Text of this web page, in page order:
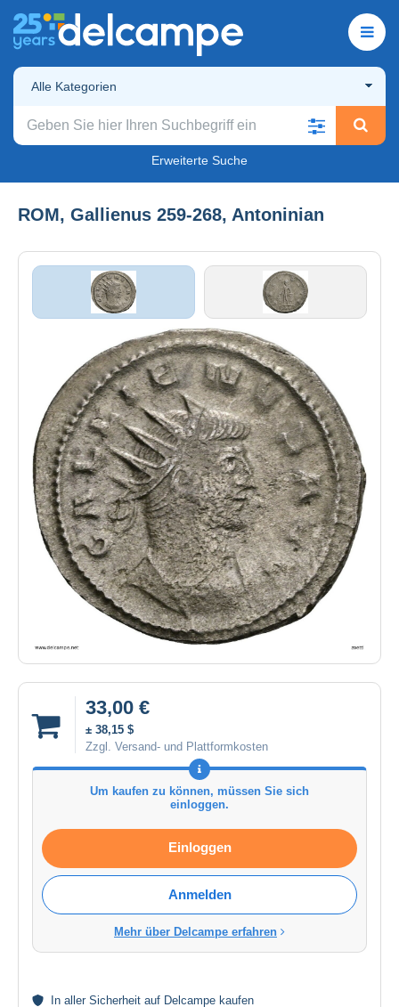
Alle Kategorien
Erweiterte Suche
ROM, Gallienus 259-268, Antoninian
33,00 €
± 38,15 $
Zzgl. Versand- und Plattformkosten
Um kaufen zu können, müssen Sie sich
einloggen.
Einloggen
Anmelden
Mehr über Delcampe erfahren
In aller Sicherheit auf Delcampe kaufen